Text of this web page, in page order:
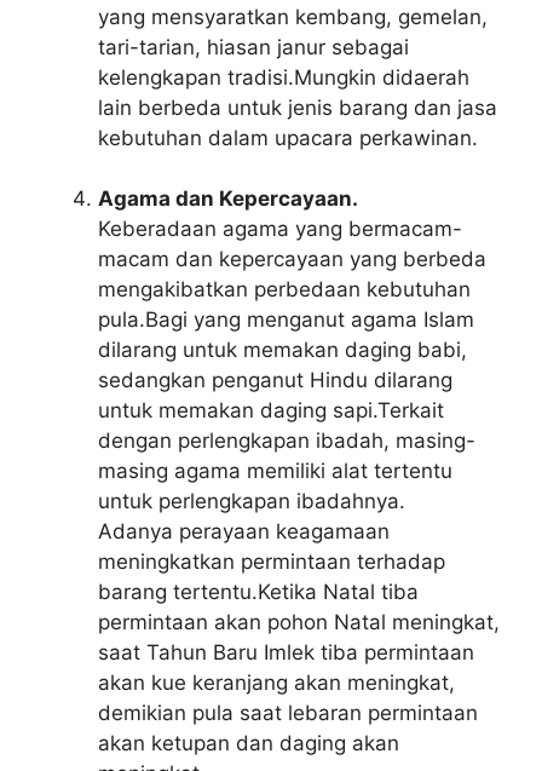
yang mensyaratkan kembang, gemelan,
tari-tarian, hiasan janur sebagai
kelengkapan tradisi.Mungkin didaerah
lain berbeda untuk jenis barang dan jasa
kebutuhan dalam upacara perkawinan.
Agama dan Kepercayaan.
Keberadaan agama yang bermacam-
macam dan kepercayaan yang berbeda
mengakibatkan perbedaan kebutuhan
pula.Bagi yang menganut agama Islam
dilarang untuk memakan daging babi,
sedangkan penganut Hindu dilarang
untuk memakan daging sapi.Terkait
dengan perlengkapan ibadah, masing-
masing agama memiliki alat tertentu
untuk perlengkapan ibadahnya.
Adanya perayaan keagamaan
meningkatkan permintaan terhadap
barang tertentu.Ketika Natal tiba
permintaan akan pohon Natal meningkat,
saat Tahun Baru Imlek tiba permintaan
akan kue keranjang akan meningkat,
demikian pula saat lebaran permintaan
akan ketupan dan daging akan